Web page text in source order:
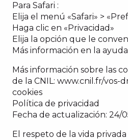
Para Safari :
Elija el menú «Safari» >
Haga clic en «Privacidad»
Elija la opción que le
Más información en la
Más información sobre las
de la CNIL: www.cnil.fr/vos-
cookies
Política de privacidad
Fecha de actualización: 24/
El respeto de la vida